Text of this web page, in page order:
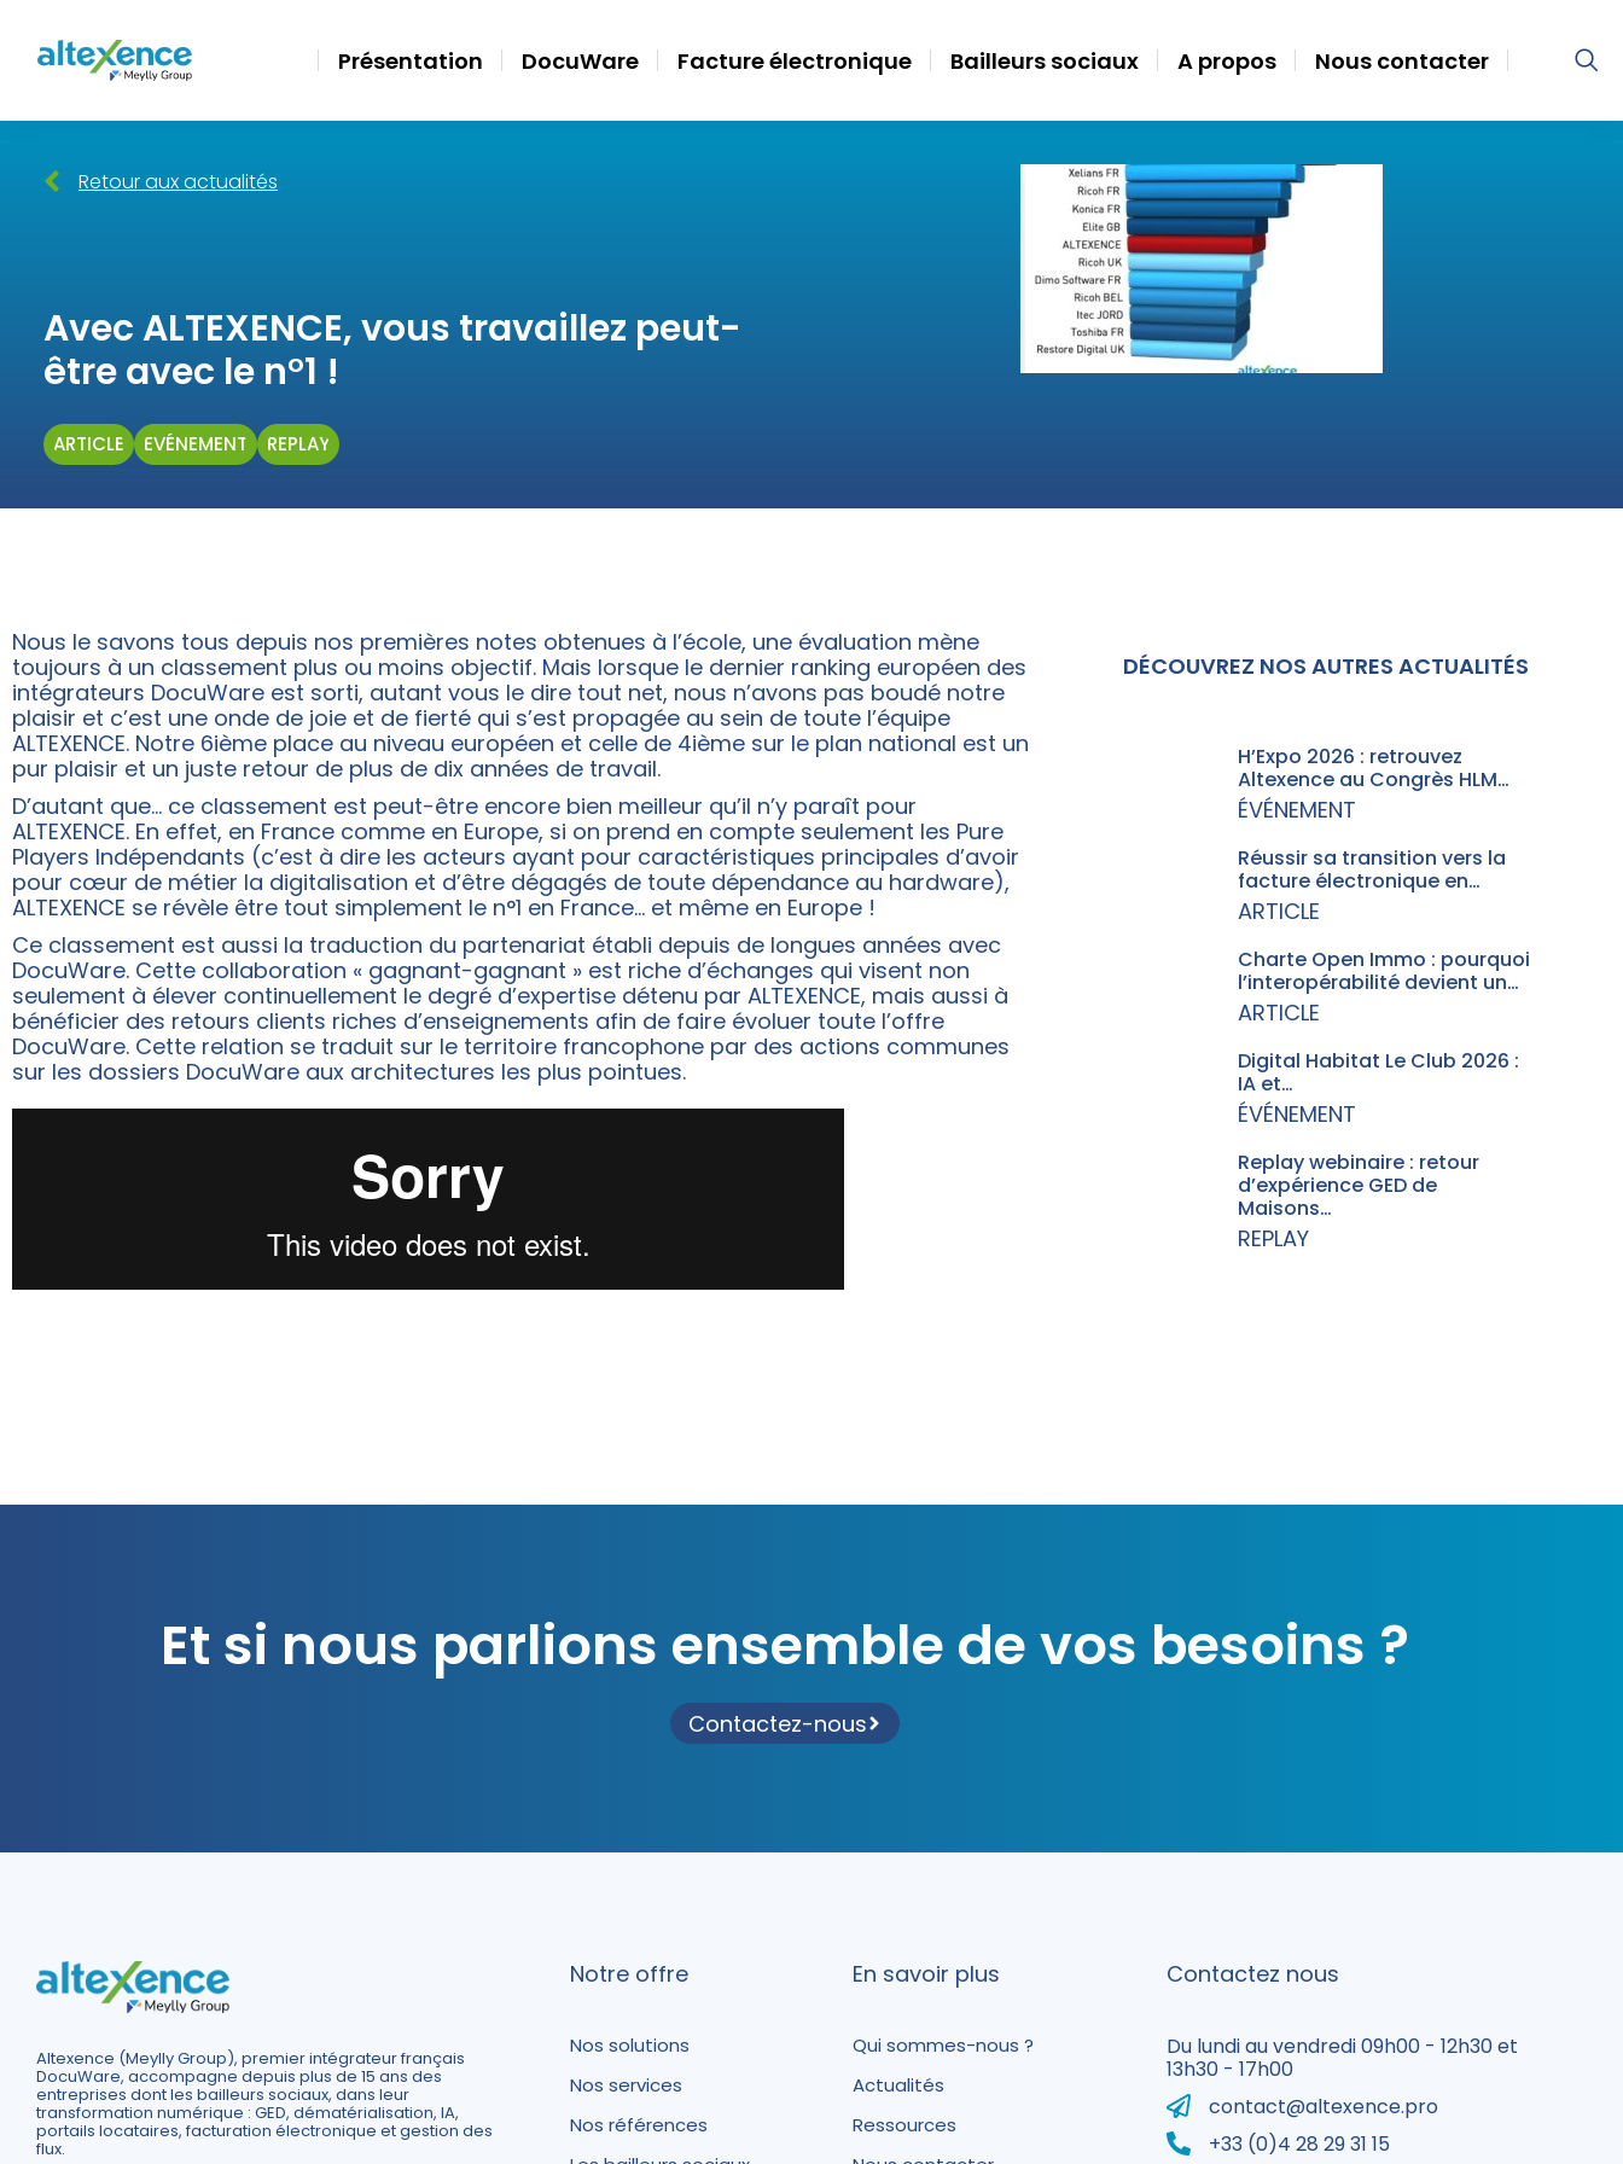
Présentation DocuWare Facture électronique Bailleurs sociaux A propos Nous contacter
Retour aux actualités
Avec ALTEXENCE, vous travaillez peut-
être avec le n°1 !
ARTICLE ÉVÉNEMENT REPLAY
Nous le savons tous depuis nos premières notes obtenues à l’école, une évaluation mène
toujours à un classement plus ou moins objectif. Mais lorsque le dernier ranking européen des
intégrateurs DocuWare est sorti, autant vous le dire tout net, nous n’avons pas boudé notre
plaisir et c’est une onde de joie et de fierté qui s’est propagée au sein de toute l’équipe
ALTEXENCE. Notre 6ième place au niveau européen et celle de 4ième sur le plan national est un
pur plaisir et un juste retour de plus de dix années de travail.
D’autant que… ce classement est peut-être encore bien meilleur qu’il n’y paraît pour
ALTEXENCE. En effet, en France comme en Europe, si on prend en compte seulement les Pure
Players Indépendants (c’est à dire les acteurs ayant pour caractéristiques principales d’avoir
pour cœur de métier la digitalisation et d’être dégagés de toute dépendance au hardware),
ALTEXENCE se révèle être tout simplement le n°1 en France… et même en Europe !
Ce classement est aussi la traduction du partenariat établi depuis de longues années avec
DocuWare. Cette collaboration « gagnant-gagnant » est riche d’échanges qui visent non
seulement à élever continuellement le degré d’expertise détenu par ALTEXENCE, mais aussi à
bénéficier des retours clients riches d’enseignements afin de faire évoluer toute l’offre
DocuWare. Cette relation se traduit sur le territoire francophone par des actions communes
sur les dossiers DocuWare aux architectures les plus pointues.
DÉCOUVREZ NOS AUTRES ACTUALITÉS
H’Expo 2026 : retrouvez
Altexence au Congrès HLM…
ÉVÉNEMENT
Réussir sa transition vers la
facture électronique en…
ARTICLE
Charte Open Immo : pourquoi
l’interopérabilité devient un…
ARTICLE
Digital Habitat Le Club 2026 :
IA et…
ÉVÉNEMENT
Replay webinaire : retour
d’expérience GED de
Maisons…
REPLAY
Et si nous parlions ensemble de vos besoins ?
Contactez-nous
Altexence (Meylly Group), premier intégrateur français
DocuWare, accompagne depuis plus de 15 ans des
entreprises dont les bailleurs sociaux, dans leur
transformation numérique : GED, dématérialisation, IA,
portails locataires, facturation électronique et gestion des
flux.
Notre offre
Nos solutions
Nos services
Nos références
En savoir plus
Qui sommes-nous ?
Actualités
Ressources
Contactez nous
Du lundi au vendredi 09h00 - 12h30 et
13h30 - 17h00
contact@altexence.pro
+33 (0)4 28 29 31 15